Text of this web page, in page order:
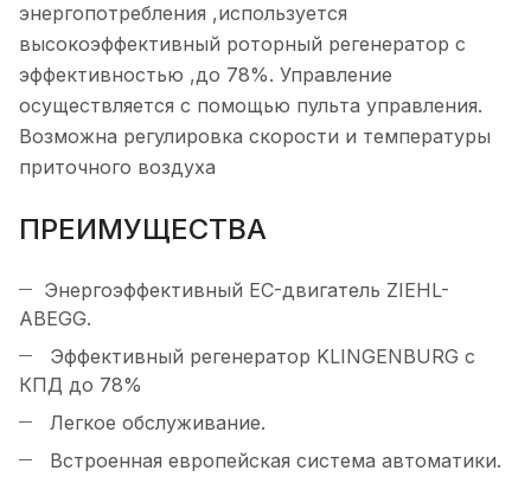
энергопотребления ,используется
высокоэффективный роторный регенератор с
эффективностью ,до 78%. Управление
осуществляется с помощью пульта управления.
Возможна регулировка скорости и температуры
приточного воздуха
ПРЕИМУЩЕСТВА
Энергоэффективный EC-двигатель ZIEHL-
ABEGG.
Эффективный регенератор KLINGENBURG с
КПД до 78%
Легкое обслуживание.
Встроенная европейская система автоматики.